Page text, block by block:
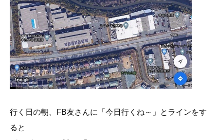
行く日の朝、FB友さんに「今日行くね～」とラインをす
ると